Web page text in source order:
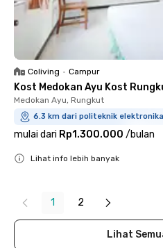
Coliving • Campur
Kost Medokan Ayu Kost
Medokan Ayu, Rungkut
6.3 km dari politeknik
mulai dari Rp1.300.000 /bulan
Lihat info lebih banyak
1 2
Lihat